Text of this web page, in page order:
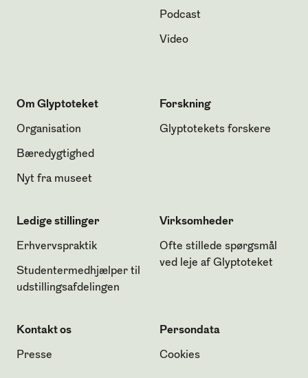
Podcast
Video
Om Glyptoteket
Organisation
Bæredygtighed
Nyt fra museet
Forskning
Glyptotekets forskere
Ledige stillinger
Erhvervspraktik
Studentermedhjælper til
udstillingsafdelingen
Virksomheder
Ofte stillede spørgsmål
ved leje af Glyptoteket
Kontakt os
Presse
Persondata
Cookies